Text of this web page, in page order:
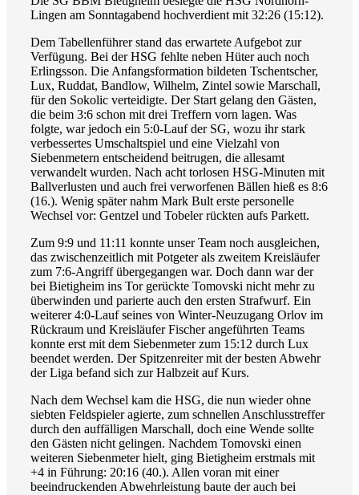
Lingen am Sonntagabend hochverdient mit 32:26 (15:12).
Dem Tabellenführer stand das erwartete Aufgebot zur
Verfügung. Bei der HSG fehlte neben Hüter auch noch
Erlingsson. Die Anfangsformation bildeten Tschentscher,
Lux, Ruddat, Bandlow, Wilhelm, Zintel sowie Marschall,
für den Sokolic verteidigte. Der Start gelang den Gästen,
die beim 3:6 schon mit drei Treffern vorn lagen. Was
folgte, war jedoch ein 5:0-Lauf der SG, wozu ihr stark
verbessertes Umschaltspiel und eine Vielzahl von
Siebenmetern entscheidend beitrugen, die allesamt
verwandelt wurden. Nach acht torlosen HSG-Minuten mit
Ballverlusten und auch frei verworfenen Bällen hieß es 8:6
(16.). Wenig später nahm Mark Bult erste personelle
Wechsel vor: Gentzel und Tobeler rückten aufs Parkett.
Zum 9:9 und 11:11 konnte unser Team noch ausgleichen,
das zwischenzeitlich mit Potgeter als zweitem Kreisläufer
zum 7:6-Angriff übergegangen war. Doch dann war der
bei Bietigheim ins Tor gerückte Tomovski nicht mehr zu
überwinden und parierte auch den ersten Strafwurf. Ein
weiterer 4:0-Lauf seines von Winter-Neuzugang Orlov im
Rückraum und Kreisläufer Fischer angeführten Teams
konnte erst mit dem Siebenmeter zum 15:12 durch Lux
beendet werden. Der Spitzenreiter mit der besten Abwehr
der Liga befand sich zur Halbzeit auf Kurs.
Nach dem Wechsel kam die HSG, die nun wieder ohne
siebten Feldspieler agierte, zum schnellen Anschlusstreffer
durch den auffälligen Marschall, doch eine Wende sollte
den Gästen nicht gelingen. Nachdem Tomovski einen
weiteren Siebenmeter hielt, ging Bietigheim erstmals mit
+4 in Führung: 20:16 (40.). Allen voran mit einer
beeindruckenden Abwehrleistung baute der auch bei